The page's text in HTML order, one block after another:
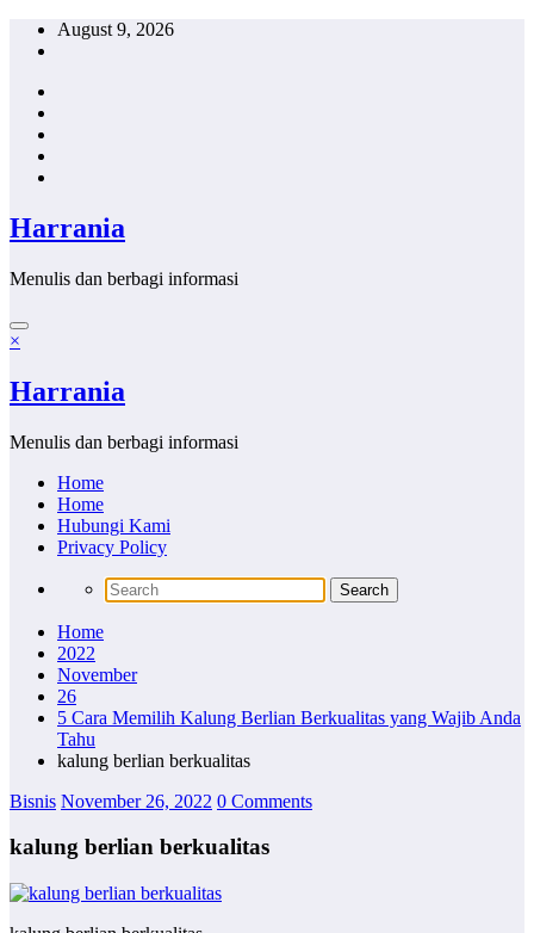
Skip
August 9, 2026
Harrania
Menulis dan berbagi informasi
×
Harrania
Menulis dan berbagi informasi
Home
Home
Hubungi Kami
Privacy Policy
Home
2022
November
26
5 Cara Memilih Kalung Berlian Berkualitas yang Wajib Anda
Tahu
kalung berlian berkualitas
Bisnis November 26, 2022 0 Comments
kalung berlian berkualitas